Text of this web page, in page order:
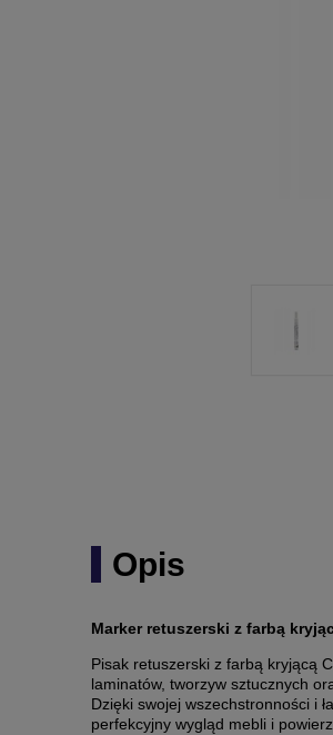
Opis
Marker retuszerski z farbą
Pisak retuszerski z farbą kryjącą
laminatów, tworzyw sztucznych
Dzięki swojej wszechstronności i
perfekcyjny wygląd mebli i